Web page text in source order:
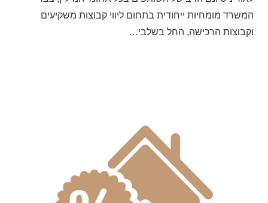
המשרד מומחיות ייחודית בתחום ליווי קבוצות משקיעים
וקבוצות הרכישה, החל בשלבי…